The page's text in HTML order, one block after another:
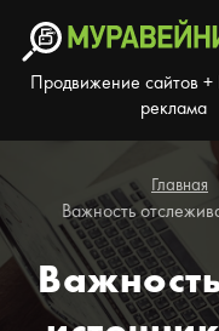
Продвижение сайтов +
реклама
Главная
Важность